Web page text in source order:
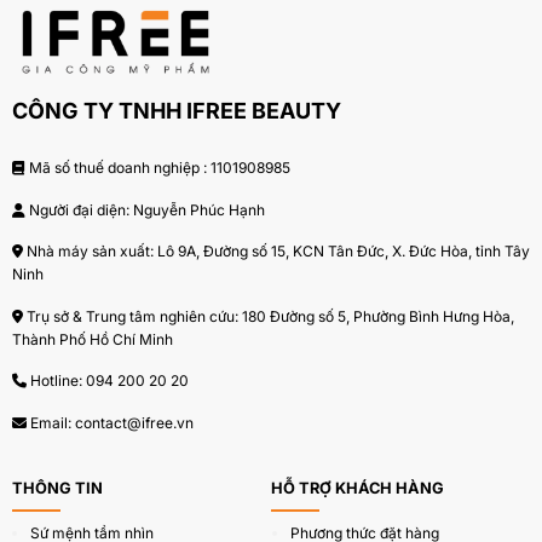
cho bơ ca cao, mặc dù hương vị khác biệt rõ rệt.
Hạt cây Shea Karite có được sau khi cây trồng này
khoảng 15 năm. Và cần đến khoảng 30 năm để thu
CÔNG TY TNHH IFREE BEAUTY
Mã số thuế doanh nghiệp : 1101908985
Người đại diện: Nguyễn Phúc Hạnh
Nhà máy sản xuất: Lô 9A, Đường số 15, KCN Tân Đức, X. Đức Hòa, tỉnh Tây
Ninh
Trụ sở & Trung tâm nghiên cứu: 180 Đường số 5, Phường Bình Hưng Hòa,
Thành Phố Hồ Chí Minh
Hotline: 094 200 20 20
Email: contact@ifree.vn
THÔNG TIN
Sứ mệnh tầm nhìn
HỖ TRỢ KHÁCH HÀNG
Phương thức đặt hàng